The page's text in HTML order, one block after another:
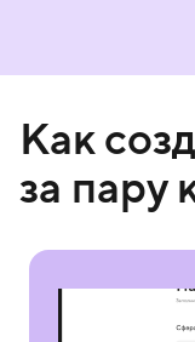
Как
за пару